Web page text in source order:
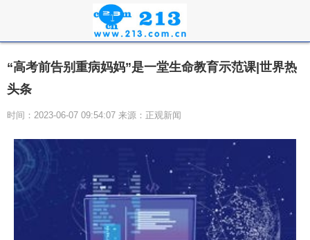
“高考前告别重病妈妈”是一堂生命教育示范课|世界热
头条
时间：2023-06-07 09:54:07 来源：正观新闻